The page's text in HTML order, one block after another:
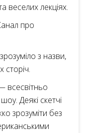
веселих лекціях.
про
з назви,
сторіч.
всесвітньо
Деякі скетчі
зрозуміти без